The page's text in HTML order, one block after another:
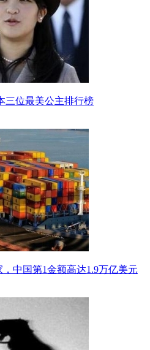
三位最美公主排行榜
中国第1金额高达1.9万亿美元